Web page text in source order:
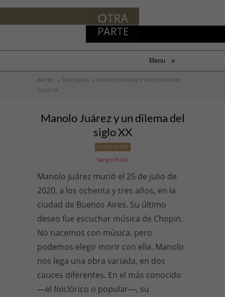
Menu ≡
INICIO » DISCUSIÓN » MANOLO JUÁREZ Y UN DILEMA DEL
SIGLO XX
Manolo Juárez y un dilema del
siglo XX
DISCUSIÓN
Sergio Pujol
Manolo Juárez murió el 25 de julio de
2020, a los ochenta y tres años, en la
ciudad de Buenos Aires. Su último
deseo fue escuchar música de Chopin.
No nacemos con música, pero
podemos elegir morir con ella. Manolo
nos lega una obra variada, en dos
cauces diferentes. En el más conocido
—el folclórico o popular—, su